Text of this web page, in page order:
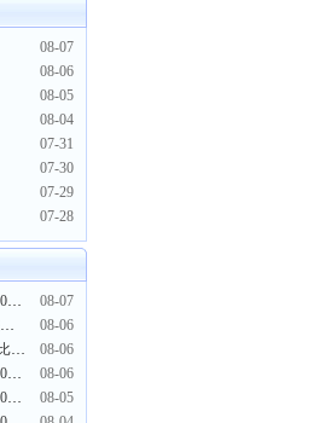
08-07
08-06
08-05
08-04
07-31
07-30
07-29
07-28
8月7日生意社液化天然气基准价为5408.00元/吨
08-07
生意社液化天然气8月6日均线上穿 均差为1.50元/吨
08-06
PriceSeek提醒：国内周度LNG进口量环比大幅提升
08-06
8月6日生意社液化天然气基准价为5408.00元/吨
08-06
8月5日生意社液化天然气基准价为5394.00元/吨
08-05